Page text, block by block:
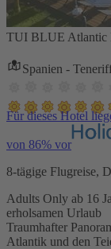
TUI BLUE Atlantic
Spanien -
Für dieses Hotel
von 86% vor
8-tägige Flugreise,
Adults Only ab 16
erholsamen Urlaub
Traumhafter
Atlantik und den